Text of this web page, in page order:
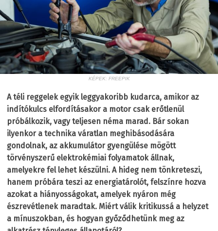
KÉPEK: FREEPIK
A téli reggelek egyik leggyakoribb kudarca, amikor az
indítókulcs elfordításakor a motor csak erőtlenül
próbálkozik, vagy teljesen néma marad. Bár sokan
ilyenkor a technika váratlan meghibásodására
gondolnak, az akkumulátor gyengülése mögött
törvényszerű elektrokémiai folyamatok állnak,
amelyekre fel lehet készülni. A hideg nem tönkreteszi,
hanem próbára teszi az energiatárolót, felszínre hozva
azokat a hiányosságokat, amelyek nyáron még
észrevétlenek maradtak. Miért válik kritikussá a helyzet
a mínuszokban, és hogyan győződhetünk meg az